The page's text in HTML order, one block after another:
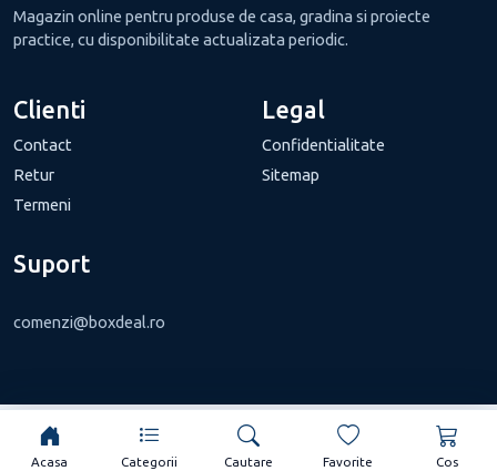
Magazin online pentru produse de casa, gradina si proiecte
practice, cu disponibilitate actualizata periodic.
Clienti
Contact
Retur
Termeni
Legal
Confidentialitate
Sitemap
Suport
comenzi@boxdeal.ro
Acasa Categorii Cautare Favorite Cos